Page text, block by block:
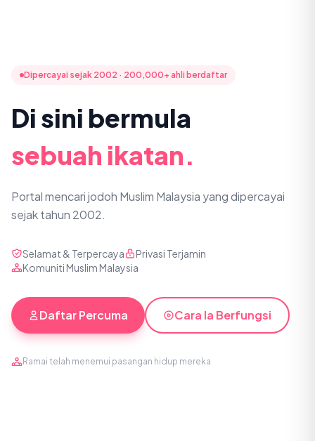
Dipercayai sejak 2002 · 200,000+ ahli berdaftar
Di sini bermula
sebuah ikatan.
Portal mencari jodoh Muslim Malaysia yang dipercayai
sejak tahun 2002.
Selamat & Terpercaya
Privasi Terjamin
Komuniti Muslim Malaysia
Daftar Percuma Cara Ia Berfungsi
Ramai telah menemui pasangan hidup mereka